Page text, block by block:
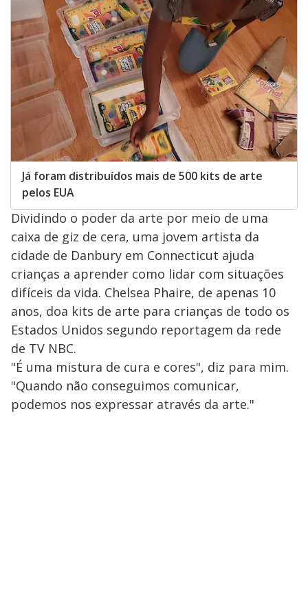
Já foram distribuídos mais de 500 kits de arte
pelos EUA
Dividindo o poder da arte por meio de uma
caixa de giz de cera, uma jovem artista da
cidade de Danbury em Connecticut ajuda
crianças a aprender como lidar com situações
difíceis da vida. Chelsea Phaire, de apenas 10
anos, doa kits de arte para crianças de todo os
Estados Unidos segundo reportagem da rede
de TV NBC.
"É uma mistura de cura e cores", diz para mim.
"Quando não conseguimos comunicar,
podemos nos expressar através da arte."